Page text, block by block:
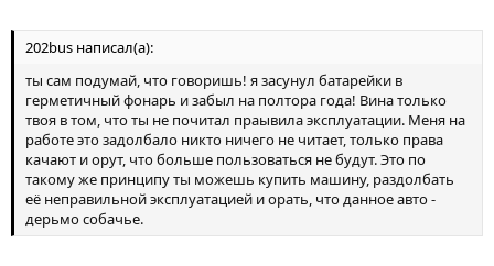
202bus написал(а):
ты сам подумай, что говоришь! я засунул батарейки в
герметичный фонарь и забыл на полтора года! Вина только
твоя в том, что ты не почитал праывила эксплуатации. Меня на
работе это задолбало никто ничего не читает, только права
качают и орут, что больше пользоваться не будут. Это по
такому же принципу ты можешь купить машину, раздолбать
её неправильной эксплуатацией и орать, что данное авто -
дерьмо собачье.